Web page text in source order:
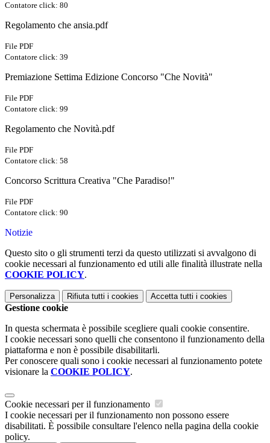
Contatore click: 80
Regolamento che ansia.pdf
File PDF
Contatore click: 39
Premiazione Settima Edizione Concorso "Che Novità"
File PDF
Contatore click: 99
Regolamento che Novità.pdf
File PDF
Contatore click: 58
Concorso Scrittura Creativa "Che Paradiso!"
File PDF
Contatore click: 90
Notizie
Questo sito o gli strumenti terzi da questo utilizzati si avvalgono di
cookie necessari al funzionamento ed utili alle finalità illustrate nella
COOKIE POLICY.
Personalizza Rifiuta tutti i cookies Accetta tutti i cookies
Gestione cookie
In questa schermata è possibile scegliere quali cookie consentire.
I cookie necessari sono quelli che consentono il funzionamento della
piattaforma e non è possibile disabilitarli.
Per conoscere quali sono i cookie necessari al funzionamento potete
visionare la COOKIE POLICY.
Cookie necessari per il funzionamento
I cookie necessari per il funzionamento non possono essere
disabilitati. È possibile consultare l'elenco nella pagina della cookie
policy.